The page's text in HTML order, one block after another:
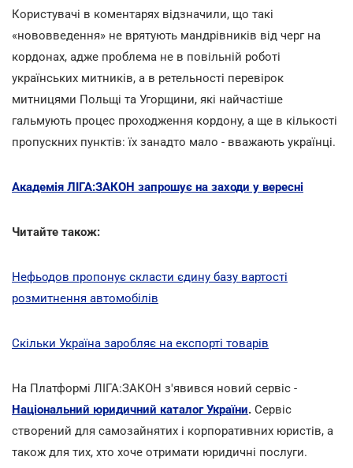
Користувачі в коментарях відзначили, що такі
«нововведення» не врятують мандрівників від черг на
кордонах, адже проблема не в повільній роботі
українських митників, а в ретельності перевірок
митницями Польщі та Угорщини, які найчастіше
гальмують процес проходження кордону, а ще в кількості
пропускних пунктів: їх занадто мало - вважають українці.
Академія ЛІГА:ЗАКОН запрошує на заходи у вересні
Читайте також:
Нефьодов пропонує скласти єдину базу вартості
розмитнення автомобілів
Скільки Україна заробляє на експорті товарів
На Платформі ЛІГА:ЗАКОН з'явився новий сервіс -
Національний юридичний каталог України. Сервіс
створений для самозайнятих і корпоративних юристів, а
також для тих, хто хоче отримати юридичні послуги.